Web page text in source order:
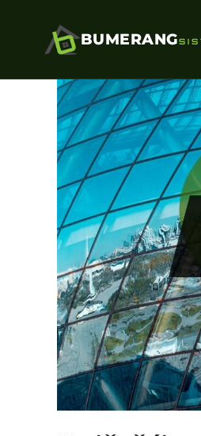
BUMERANG